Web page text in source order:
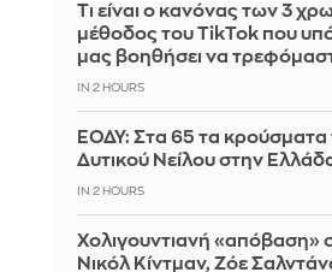
Τι είναι ο κανόνας των 3
μέθοδος του TikTok που
μας βοηθήσει να
IN 2 HOURS
ΕΟΔΥ: Στα 65 τα κρούσματα
Δυτικού Νείλου στην
IN 2 HOURS
Χολιγουντιανή «απόβαση»
Νικόλ Κίντμαν, Ζόε Σαλντάνα